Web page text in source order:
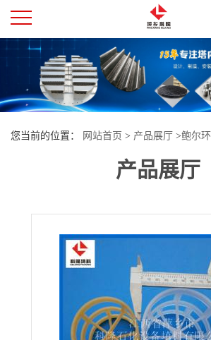
公
司
您当前的位置： 网站首页 > 产品展厅 >鲍尔环
产品展厅